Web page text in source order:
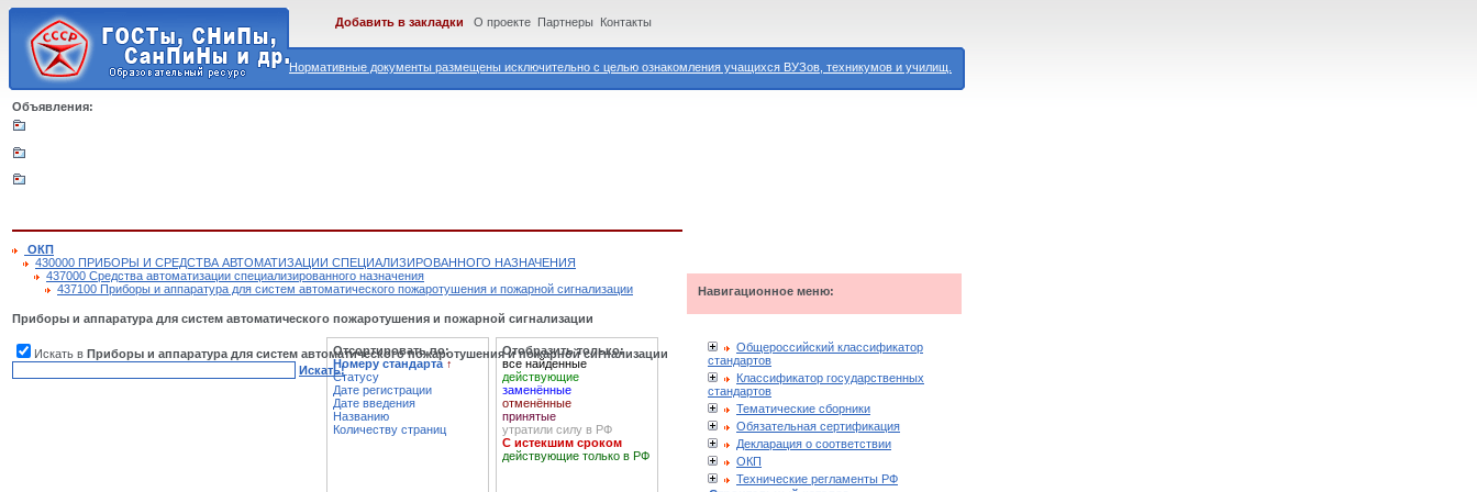
Нормативные документы размещены исключительно с целью ознакомления учащихся ВУЗов, техникумов и училищ.
Добавить в закладки О проекте Партнеры Контакты
Объявления:
ОКП
430000 ПРИБОРЫ И СРЕДСТВА АВТОМАТИЗАЦИИ СПЕЦИАЛИЗИРОВАННОГО НАЗНАЧЕНИЯ
437000 Средства автоматизации специализированного назначения
437100 Приборы и аппаратура для систем автоматического пожаротушения и пожарной сигнализации
Приборы и аппаратура для систем автоматического пожаротушения и пожарной сигнализации
Искать в Приборы и аппаратура для систем автоматического пожаротушения и пожарной сигнализации
Искать!
Отсортировать по:
Номеру стандарта ↑
Статусу
Дате регистрации
Дате введения
Названию
Количеству страниц
Отобразить только:
все найденные
действующие
заменённые
отменённые
принятые
утратили силу в РФ
С истекшим сроком
действующие только в РФ
Навигационное меню:
Общероссийский классификатор
стандартов
Классификатор государственных
стандартов
Тематические сборники
Обязательная сертификация
Декларация о соответствии
ОКП
Технические регламенты РФ